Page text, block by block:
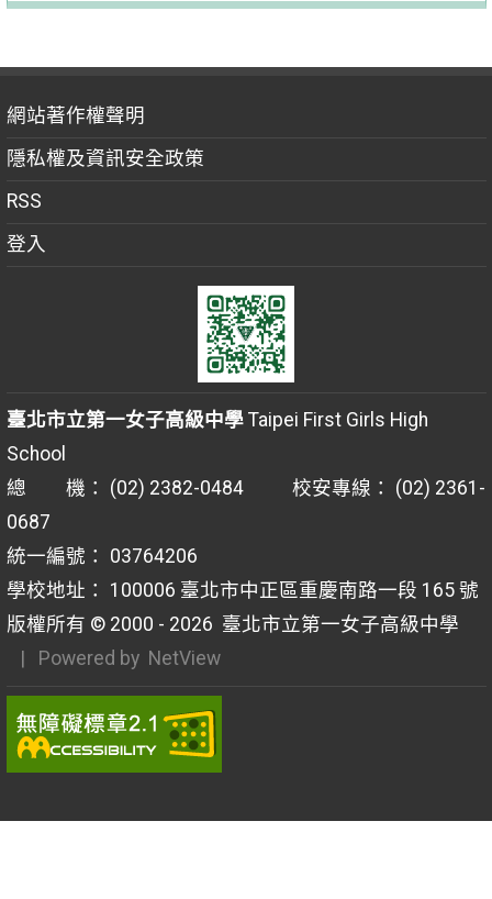
網站著作權聲明
隱私權及資訊安全政策
RSS
登入
臺北市立第一女子高級中學Taipei First Girls High
School
總 機： (02) 2382-0484 校安專線： (02) 2361-
0687
統一編號： 03764206
學校地址： 100006 臺北市中正區重慶南路一段 165 號
版權所有 © 2000 - 2026 臺北市立第一女子高級中學
| Powered by NetView